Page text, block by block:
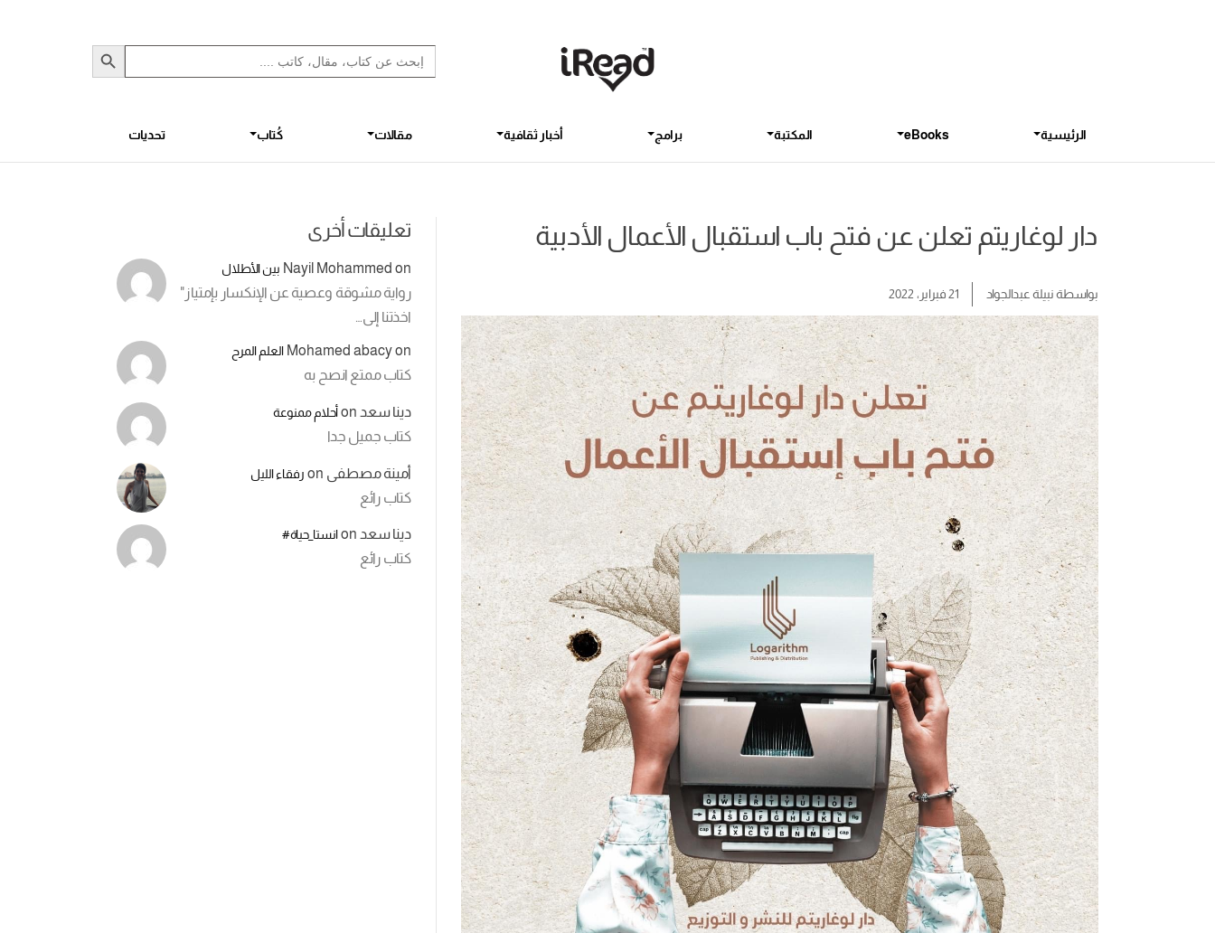
Search
for:
Search Button
الرئيسية eBooks المكتبة برامج أخبار ثقافية مقالات كُتاب تحديات
دار لوغاريتم تعلن عن فتح باب استقبال الأعمال الأدبية
بواسطةنبيلة عبدالجواد 21 فبراير، 2022
تعليقات أخرى
Nayil Mohammed on بين الأطلال
رواية مشوقة وعصية عن الإنكسار بإمتياز"
اخذتنا إلى…
Mohamed abacyon العلم المرح
كتاب ممتع انصح به
دينا سعد onأحلام ممنوعة
كتاب جميل جدا
أمينة مصطفى on رفقاء الليل
كتاب رائع
دينا سعد onانستا_حياة#
كتاب رائع